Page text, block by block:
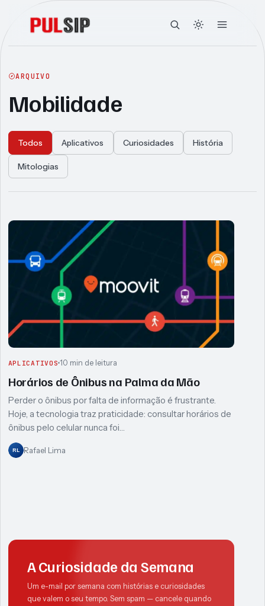
ARQUIVO
Mobilidade
Todos Aplicativos Curiosidades História
Mitologias
Articles
APLICATIVOS 10 min de leitura
Horários de Ônibus na Palma da Mão
Perder o ônibus por falta de informação é frustrante.
Hoje, a tecnologia traz praticidade: consultar horários de
ônibus pelo celular nunca foi…
RL Rafael Lima
A Curiosidade da Semana
Um e-mail por semana com histórias e curiosidades
que valem o seu tempo. Sem spam — cancele quando